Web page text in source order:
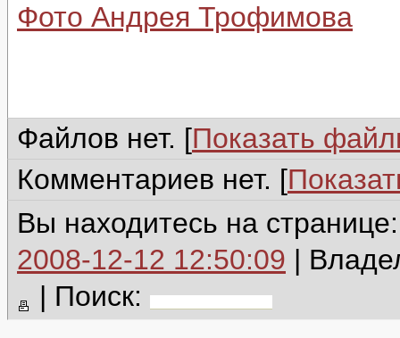
Фото Андрея Трофимова
Файлов нет. [Показать
Комментариев нет. [
Вы находитесь на
2008-12-12 12:50:09 |
| Поиск: